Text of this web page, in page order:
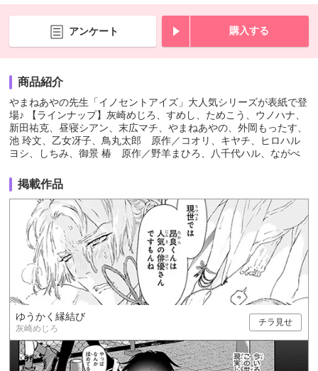
アンケート 購入する
商品紹介
やまねあやの先生「イノセントアイズ」大人気シリーズが表紙で登
場♪ 【ラインナップ】灰崎めじろ、すめし、ためこう、ウノハナ、
新田祐克、昼寝シアン、末広マチ、やまねあやの、外岡もったす、
池 玲文、乙女冴子、鳥丸太郎 原作／コオリ、キヤチ、ヒロハル
ヨシ、しちみ、御景 椿 原作／野羊まひろ、八千代ハル、ながべ
掲載作品
ゆうかく縁結び
灰崎めじろ
チラ見せ